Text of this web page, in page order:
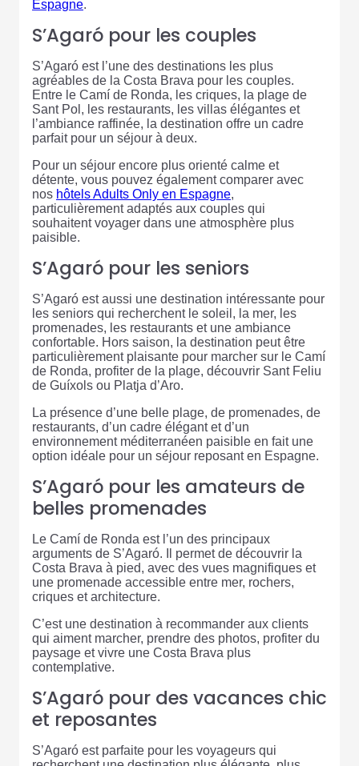
Espagne.
S’Agaró pour les couples
S’Agaró est l’une des destinations les plus
agréables de la Costa Brava pour les couples.
Entre le Camí de Ronda, les criques, la plage de
Sant Pol, les restaurants, les villas élégantes et
l’ambiance raffinée, la destination offre un cadre
parfait pour un séjour à deux.
Pour un séjour encore plus orienté calme et
détente, vous pouvez également comparer avec
nos hôtels Adults Only en Espagne,
particulièrement adaptés aux couples qui
souhaitent voyager dans une atmosphère plus
paisible.
S’Agaró pour les seniors
S’Agaró est aussi une destination intéressante pour
les seniors qui recherchent le soleil, la mer, les
promenades, les restaurants et une ambiance
confortable. Hors saison, la destination peut être
particulièrement plaisante pour marcher sur le Camí
de Ronda, profiter de la plage, découvrir Sant Feliu
de Guíxols ou Platja d’Aro.
La présence d’une belle plage, de promenades, de
restaurants, d’un cadre élégant et d’un
environnement méditerranéen paisible en fait une
option idéale pour un séjour reposant en Espagne.
S’Agaró pour les amateurs de
belles promenades
Le Camí de Ronda est l’un des principaux
arguments de S’Agaró. Il permet de découvrir la
Costa Brava à pied, avec des vues magnifiques et
une promenade accessible entre mer, rochers,
criques et architecture.
C’est une destination à recommander aux clients
qui aiment marcher, prendre des photos, profiter du
paysage et vivre une Costa Brava plus
contemplative.
S’Agaró pour des vacances chic
et reposantes
S’Agaró est parfaite pour les voyageurs qui